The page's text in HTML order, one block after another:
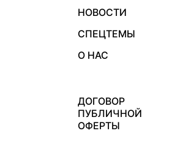
НОВОСТИ
СПЕЦТЕМЫ
О НАС
ДОГОВОР
ПУБЛИЧНОЙ
ОФЕРТЫ